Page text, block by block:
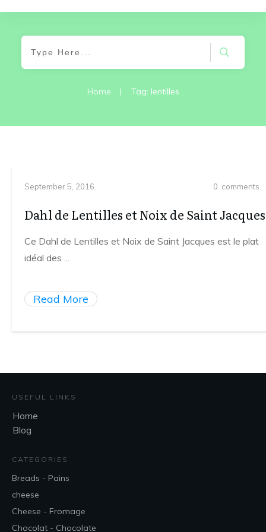
Home | Tag: lentilles
September 5, 2016 0 comments
Dahl de Lentilles et Noix de Saint Jacques
Ce Dahl de Lentilles et Noix de Saint Jacques est le plat
idéal des ...
Read More
USEFUL LINKS
Home
Blog
CATEGORIES
Breads - Pains
cheese
Cheese - Fromage
Chocolat - Chocolate